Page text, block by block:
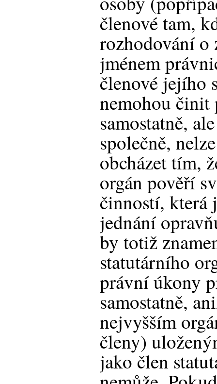
členové tam,
rozhodování o
jménem
členové jejího
nemohou
samostatně,
společně,
obcházet tím,
orgán pověří
činností, která
jednání
by totiž
statutárního
právní úkony
samostatně,
nejvyšším
členy)
jako člen